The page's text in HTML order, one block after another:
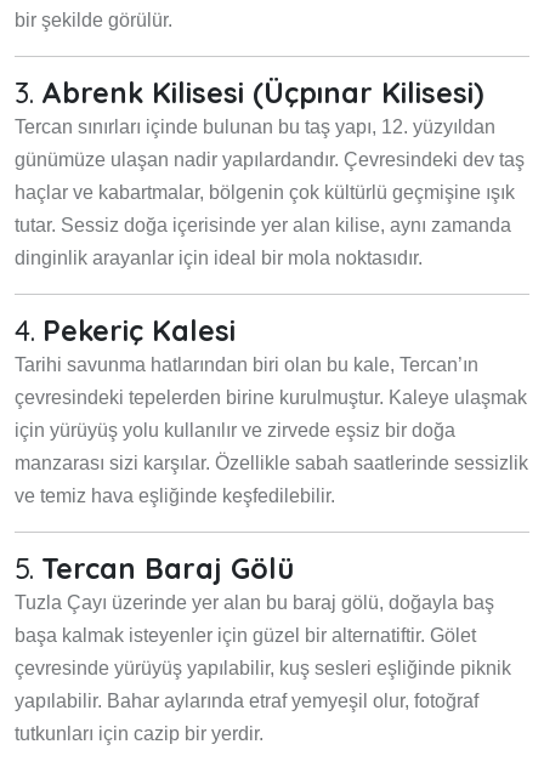
bir şekilde görülür.
3. Abrenk Kilisesi (Üçpınar Kilisesi)
Tercan sınırları içinde bulunan bu taş yapı, 12. yüzyıldan
günümüze ulaşan nadir yapılardandır. Çevresindeki dev taş
haçlar ve kabartmalar, bölgenin çok kültürlü geçmişine ışık
tutar. Sessiz doğa içerisinde yer alan kilise, aynı zamanda
dinginlik arayanlar için ideal bir mola noktasıdır.
4. Pekeriç Kalesi
Tarihi savunma hatlarından biri olan bu kale, Tercan’ın
çevresindeki tepelerden birine kurulmuştur. Kaleye ulaşmak
için yürüyüş yolu kullanılır ve zirvede eşsiz bir doğa
manzarası sizi karşılar. Özellikle sabah saatlerinde sessizlik
ve temiz hava eşliğinde keşfedilebilir.
5. Tercan Baraj Gölü
Tuzla Çayı üzerinde yer alan bu baraj gölü, doğayla baş
başa kalmak isteyenler için güzel bir alternatiftir. Gölet
çevresinde yürüyüş yapılabilir, kuş sesleri eşliğinde piknik
yapılabilir. Bahar aylarında etraf yemyeşil olur, fotoğraf
tutkunları için cazip bir yerdir.